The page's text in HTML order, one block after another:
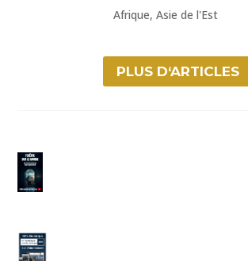
Afrique,Asie de l'Est
PLUS D‘ARTICLES